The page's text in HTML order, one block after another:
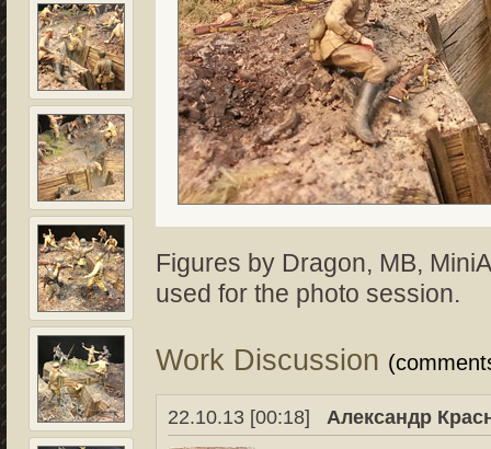
Figures by Dragon, MB,
used for the photo session.
Work Discussion
22.10.13 [00:18]
Александр